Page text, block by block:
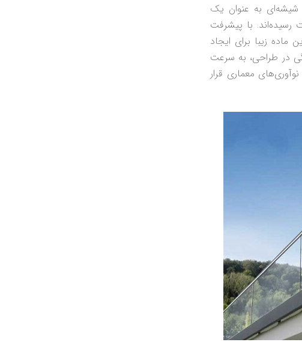
شیشه‌ای به عنوان یک
رسیده‌اند. با پیشرفت
ماده زیبا برای ایجاد
در طراحی، به سرعت
معماری قرار